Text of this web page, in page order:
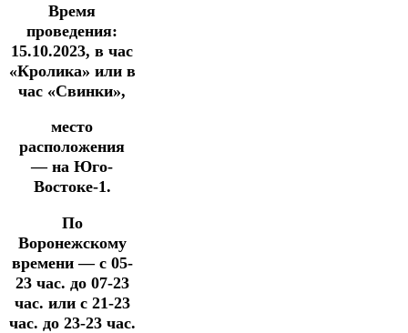
Время
проведения:
15.10.2023, в час
«Кролика» или в
час «Свинки»,
место
расположения
— на Юго-
Востоке-1.
По
Воронежскому
времени — с 05-
23 час. до 07-23
час. или с 21-23
час. до 23-23 час.